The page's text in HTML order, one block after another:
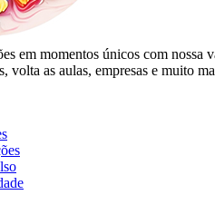
em momentos únicos com
volta as aulas, empresas e muito